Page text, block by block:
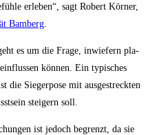
erle­ben“, sagt Robert Kör­ner,
Bam­berg
es um die Fra­ge, inwie­fern pla­
kön­nen. Ein typi­sches
die Sie­ger­po­se mit aus­ge­streck­ten
stei­gern soll.
ist jedoch begrenzt, da sie